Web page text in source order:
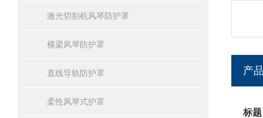
激光切割机风琴防护罩
横梁风琴防护罩
直线导轨防护罩
柔性风琴式护罩
产
标